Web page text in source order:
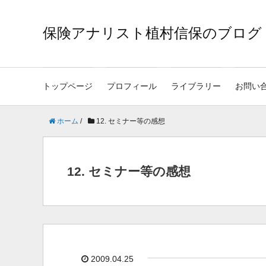
保険アナリスト植村信保のブログ
トップページ プロフィール ライブラリー お問い
ホーム / 12. セミナー等の感想
12. セミナー等の感想
2009.04.25